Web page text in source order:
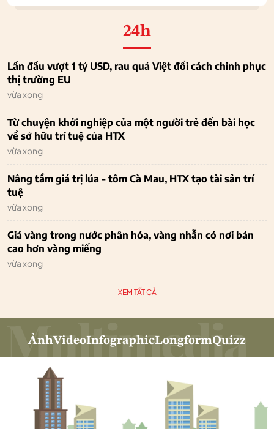
24h
Lần đầu vượt 1 tỷ USD, rau quả Việt đổi cách chinh phục
thị trường EU
vừa xong
Từ chuyện khởi nghiệp của một người trẻ đến bài học
về sở hữu trí tuệ của HTX
vừa xong
Nâng tầm giá trị lúa - tôm Cà Mau, HTX tạo tài sản trí
tuệ
vừa xong
Giá vàng trong nước phân hóa, vàng nhẫn có nơi bán
cao hơn vàng miếng
vừa xong
XEM TẤT CẢ
ẢnhVideoInfographicLongformQuizz